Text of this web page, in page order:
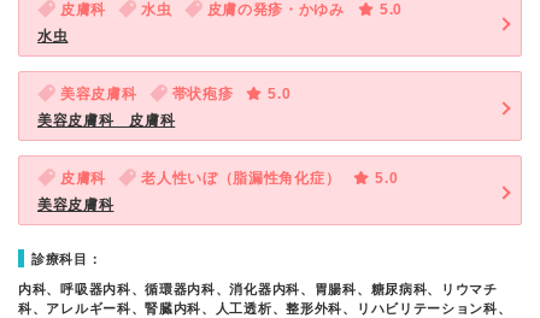
皮膚科 水虫 皮膚の発疹・かゆみ
5.0
水虫
美容皮膚科 帯状疱疹
5.0
美容皮膚科 皮膚科
皮膚科 老人性いぼ（脂漏性角化症）
5.0
美容皮膚科
診療科目：
内科、呼吸器内科、循環器内科、消化器内科、胃腸科、糖尿病科、リウマチ
科、アレルギー科、腎臓内科、人工透析、整形外科、リハビリテーション科、